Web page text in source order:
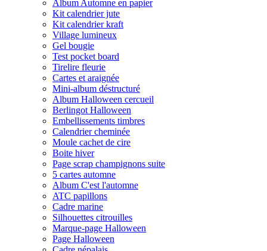
Album Automne en papier
Kit calendrier jute
Kit calendrier kraft
Village lumineux
Gel bougie
Test pocket board
Tirelire fleurie
Cartes et araignée
Mini-album déstructuré
Album Halloween cercueil
Berlingot Halloween
Embellissements timbres
Calendrier cheminée
Moule cachet de cire
Boite hiver
Page scrap champignons suite
5 cartes automne
Album C'est l'automne
ATC papillons
Cadre marine
Silhouettes citrouilles
Marque-page Halloween
Page Halloween